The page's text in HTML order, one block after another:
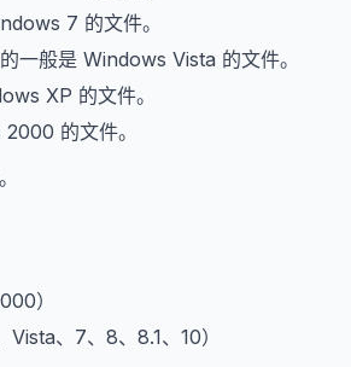
7 的文件。
一般是 Windows Vista 的文件。
XP 的文件。
的文件。
）
、7、8、8.1、10）